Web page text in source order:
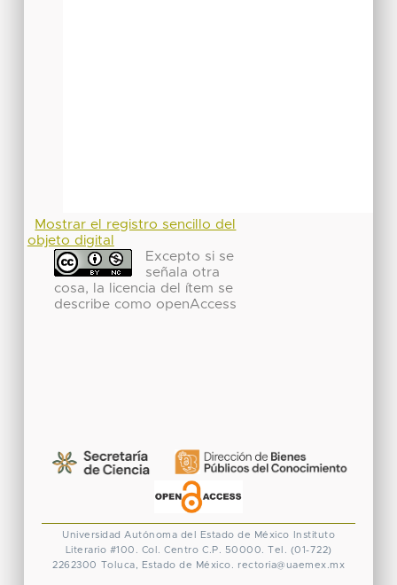
Mostrar el registro sencillo del
objeto digital
Excepto si se
señala otra
cosa, la licencia del ítem se
describe como openAccess
Universidad Autónoma del Estado de México
Instituto
Literario #100. Col. Centro C.P. 50000. Tel. (01-722)
2262300 Toluca, Estado de México. rectoria@uaemex.mx